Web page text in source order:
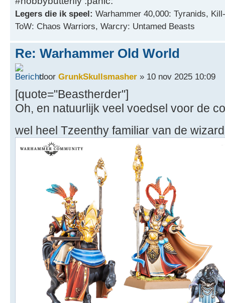
Legers die ik speel: Warhammer 40,000: Tyranids,
ToW: Chaos Warriors, Warcry: Untamed Beasts
Re: Warhammer Old World
door GrunkSkullsmasher » 10 nov 2025 10:09
[quote="Beastherder"]
Oh, en natuurlijk veel voedsel voor de
wel heel Tzeenthy familiar van de